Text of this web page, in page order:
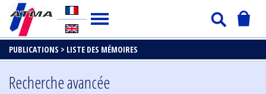
PUBLICATIONS > LISTE DES MÉMOIRES
Recherche avancée